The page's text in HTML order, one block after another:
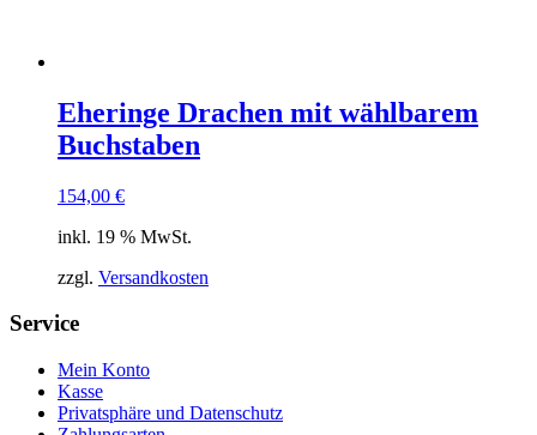
Eheringe Drachen mit wählbarem
Buchstaben
154,00 €
inkl. 19 % MwSt.
zzgl. Versandkosten
Service
Mein Konto
Kasse
Privatsphäre und Datenschutz